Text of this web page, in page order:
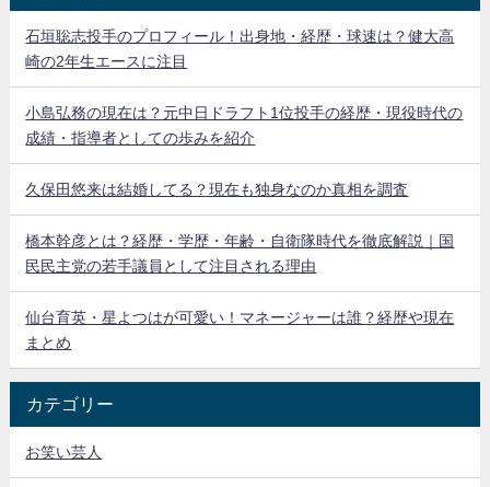
石垣聡志投手のプロフィール！出身地・経歴・球速は？健大高
崎の2年生エースに注目
小島弘務の現在は？元中日ドラフト1位投手の経歴・現役時代の
成績・指導者としての歩みを紹介
久保田悠来は結婚してる？現在も独身なのか真相を調査
橋本幹彦とは？経歴・学歴・年齢・自衛隊時代を徹底解説｜国
民民主党の若手議員として注目される理由
仙台育英・星よつはが可愛い！マネージャーは誰？経歴や現在
まとめ
カテゴリー
お笑い芸人